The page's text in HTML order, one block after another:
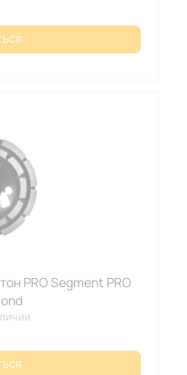
PRO Segment PRO